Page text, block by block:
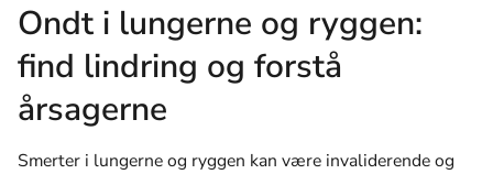
Ondt i lungerne og ryggen:
find lindring og forstå
årsagerne
Smerter i lungerne og ryggen kan være invaliderende og